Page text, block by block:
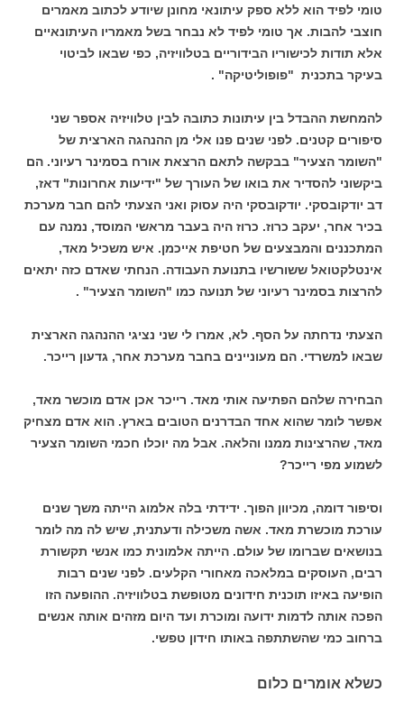
טומי לפיד הוא ללא ספק עיתונאי מחונן שיודע לכתוב מאמרים
חוצבי להבות. אך טומי לפיד לא נבחר בשל מאמריו העיתונאיים
אלא תודות לכישוריו הבידוריים בטלוויזיה, כפי שבאו לביטוי
בעיקר בתכנית "פופוליטיקה" .
להמחשת ההבדל בין עיתונות כתובה לבין טלוויזיה אספר שני
סיפורים קטנים. לפני שנים פנו אלי מן ההנהגה הארצית של
"השומר הצעיר" בבקשה לתאם הרצאת אורח בסמינר רעיוני. הם
ביקשוני להסדיר את בואו של העורך של "ידיעות אחרונות" דאז,
דב יודקובסקי. יודקובסקי היה עסוק ואני הצעתי להם חבר מערכת
בכיר אחר, יעקב כרוז. כרוז היה בעבר מראשי המוסד, נמנה עם
המתכננים והמבצעים של חטיפת אייכמן. איש משכיל מאד,
אינטלקטואל ששורשיו בתנועת העבודה. הנחתי שאדם כזה יתאים
להרצות בסמינר רעיוני של תנועה כמו "השומר הצעיר" .
הצעתי נדחתה על הסף. לא, אמרו לי שני נציגי ההנהגה הארצית
שבאו למשרדי. הם מעוניינים בחבר מערכת אחר, גדעון רייכר.
הבחירה שלהם הפתיעה אותי מאד. רייכר אכן אדם מוכשר מאד,
אפשר לומר שהוא אחד הבדרנים הטובים בארץ. הוא אדם מצחיק
מאד, שהרצינות ממנו והלאה. אבל מה יוכלו חכמי השומר הצעיר
לשמוע מפי רייכר?
וסיפור דומה, מכיוון הפוך. ידידתי בלה אלמוג הייתה משך שנים
עורכת מוכשרת מאד. אשה משכילה ודעתנית, שיש לה מה לומר
בנושאים שברומו של עולם. הייתה אלמונית כמו אנשי תקשורת
רבים, העוסקים במלאכה מאחורי הקלעים. לפני שנים רבות
הופיעה באיזו תוכנית חידונים מטופשת בטלוויזיה. ההופעה הזו
הפכה אותה לדמות ידועה ומוכרת ועד היום מזהים אותה אנשים
ברחוב כמי שהשתתפה באותו חידון טפשי.
כשלא אומרים כלום